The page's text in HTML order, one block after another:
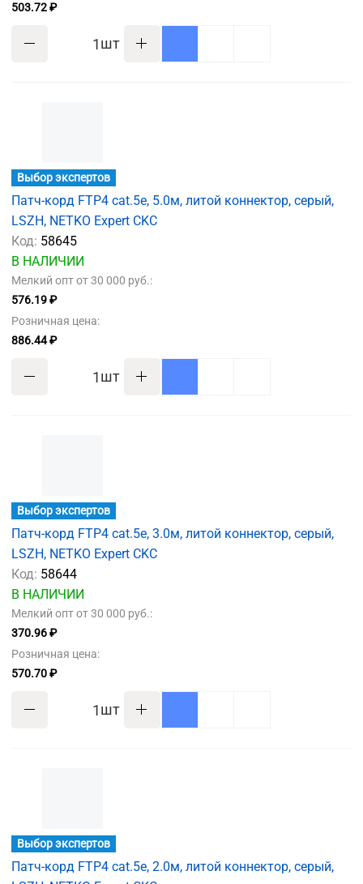
503.72 ₽
шт
Выбор экспертов
Патч-корд FTP4 cat.5e, 5.0м, литой коннектор, серый,
LSZH, NETKO Expert CKC
Код: 58645
В НАЛИЧИИ
Мелкий опт от 30 000 руб.:
576.19 ₽
Розничная цена:
886.44 ₽
шт
Выбор экспертов
Патч-корд FTP4 cat.5e, 3.0м, литой коннектор, серый,
LSZH, NETKO Expert CKC
Код: 58644
В НАЛИЧИИ
Мелкий опт от 30 000 руб.:
370.96 ₽
Розничная цена:
570.70 ₽
шт
Выбор экспертов
Патч-корд FTP4 cat.5e, 2.0м, литой коннектор, серый,